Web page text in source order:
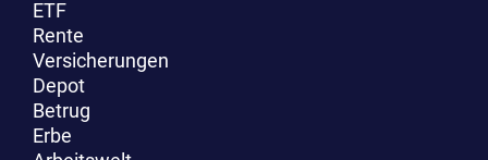
ETF
Rente
Versicherungen
Depot
Betrug
Erbe